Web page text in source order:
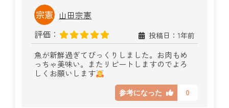
山田宗憲
評価：
投稿日：1年前
魚が新鮮過ぎてびっくりしました。お肉もめ
っちゃ美味い。またリピートしますのでよろ
しくお願いします
参考になった 0